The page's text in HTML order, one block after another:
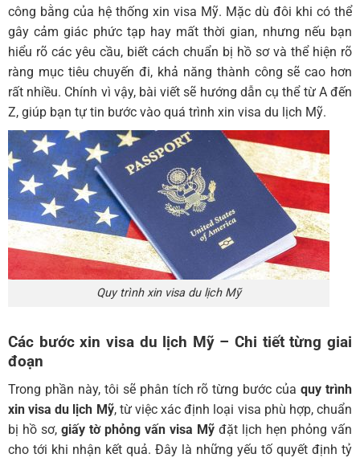
công bằng của hệ thống xin visa Mỹ. Mặc dù đôi khi có thể
gây cảm giác phức tạp hay mất thời gian, nhưng nếu bạn
hiểu rõ các yêu cầu, biết cách chuẩn bị hồ sơ và thể hiện rõ
ràng mục tiêu chuyến đi, khả năng thành công sẽ cao hơn
rất nhiều. Chính vì vậy, bài viết sẽ hướng dẫn cụ thể từ A đến
Z, giúp bạn tự tin bước vào quá trình xin visa du lịch Mỹ.
Quy trình xin visa du lịch Mỹ
Các bước xin visa du lịch Mỹ– Chi tiết từng giai
đoạn
Trong phần này, tôi sẽ phân tích rõ từng bước củaquy trình
xin visa du lịch Mỹ, từ việc xác định loại visa phù hợp, chuẩn
bị hồ sơ, giấy tờ phỏng vấn visa Mỹ đặt lịch hẹn phỏng vấn
cho tới khi nhận kết quả. Đây là những yếu tố quyết định tỷ